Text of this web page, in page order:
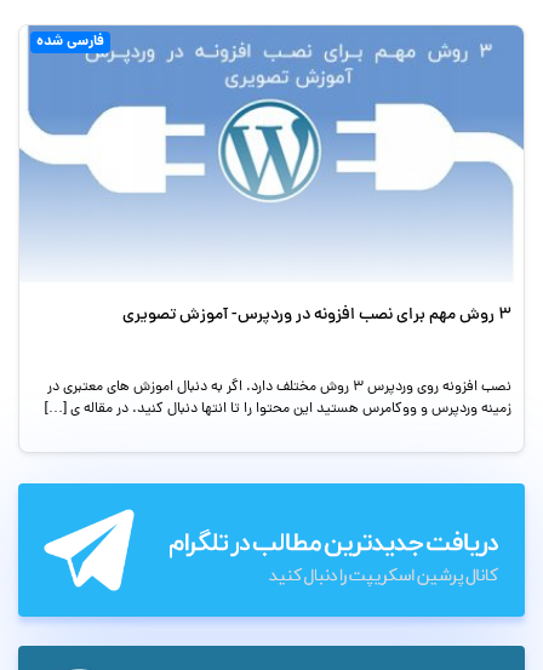
فارسی شده
۳ روش مهم برای نصب افزونه در وردپرس- آموزش تصویری
نصب افزونه روی وردپرس ۳ روش مختلف دارد. اگر به دنبال اموزش های معتبری در
زمینه وردپرس و ووکامرس هستید این محتوا را تا انتها دنبال کنید. در مقاله ی […]